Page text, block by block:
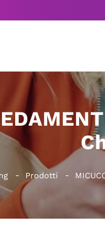
Prodotti